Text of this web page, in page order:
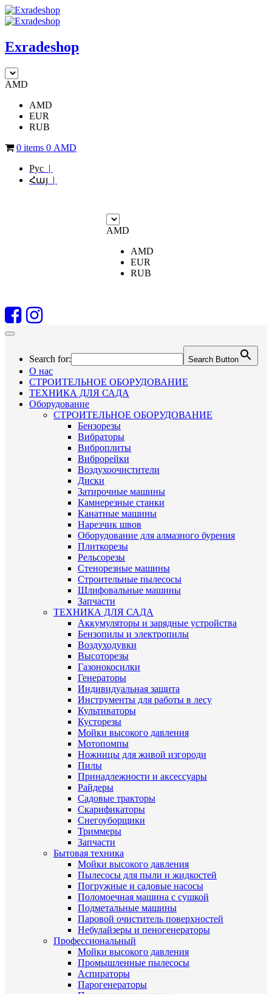
Exradeshop
AMD
AMD
EUR
RUB
0 items 0 AMD
Рус |
Հայ |
AMD
AMD
EUR
RUB
Search for: Search Button
О нас
СТРОИТЕЛЬНОЕ ОБОРУДОВАНИЕ
ТЕХНИКА ДЛЯ САДА
Оборудование
СТРОИТЕЛЬНОЕ ОБОРУДОВАНИЕ
Бензорезы
Вибраторы
Виброплиты
Виброрейки
Воздухоочистители
Диски
Затирочные машины
Камнерезные станки
Канатные машины
Нарезчик швов
Оборудование для алмазного бурения
Плиткорезы
Рельсорезы
Стенорезные машины
Строительные пылесосы
Шлифовальные машины
Запчасти
ТЕХНИКА ДЛЯ САДА
Аккумуляторы и зарядные устройства
Бензопилы и электропилы
Воздуходувки
Высоторезы
Газонокосилки
Генераторы
Индивидуальная защита
Инструменты для работы в лесу
Культиваторы
Кусторезы
Мойки высокого давления
Мотопомпы
Ножницы для живой изгороди
Пилы
Принадлежности и аксессуары
Райдеры
Садовые тракторы
Скарификаторы
Снегоуборщики
Триммеры
Запчасти
Бытовая техника
Мойки высокого давления
Пылесосы для пыли и жидкостей
Погружные и садовые насосы
Поломоечная машина с сушкой
Подметальные машины
Паровой очиститель поверхностей
Небулайзеры и пеногенераторы
Профессиональный
Мойки высокого давления
Промышленные пылесосы
Аспираторы
Парогенераторы